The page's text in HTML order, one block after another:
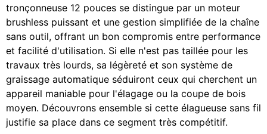
tronçonneuse 12 pouces se distingue par un moteur
brushless puissant et une gestion simplifiée de la chaîne
sans outil, offrant un bon compromis entre performance
et facilité d'utilisation. Si elle n'est pas taillée pour les
travaux très lourds, sa légèreté et son système de
graissage automatique séduiront ceux qui cherchent un
appareil maniable pour l'élagage ou la coupe de bois
moyen. Découvrons ensemble si cette élagueuse sans fil
justifie sa place dans ce segment très compétitif.